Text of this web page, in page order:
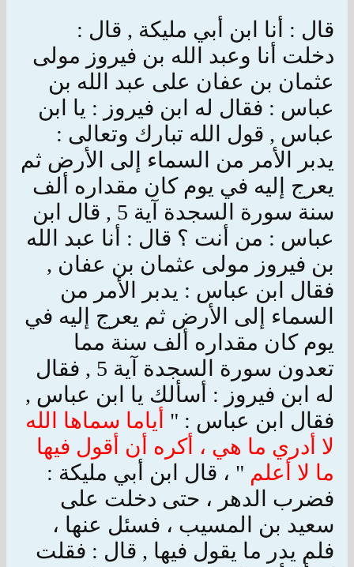
قال : أنا ابن أبي مليكة , قال :
دخلت أنا وعبد الله بن فيروز مولى
عثمان بن عفان على عبد الله بن
عباس : فقال له ابن فيروز : يا ابن
عباس , قول الله تبارك وتعالى :
يدبر الأمر من السماء إلى الأرض ثم
يعرج إليه في يوم كان مقداره ألف
سنة سورة السجدة آية 5 , قال ابن
عباس : من أنت ؟ قال : أنا عبد الله
بن فيروز مولى عثمان بن عفان ,
فقال ابن عباس : يدبر الأمر من
السماء إلى الأرض ثم يعرج إليه في
يوم كان مقداره ألف سنة مما
تعدون سورة السجدة آية 5 , فقال
له ابن فيروز : أسألك يا ابن عباس ,
فقال ابن عباس : " أياما سماها الله
لا أدري ما هي ، أكره أن أقول فيها
ما لا أعلم " ، قال ابن أبي مليكة :
فضرب الدهر ، حتى دخلت على
سعيد بن المسيب ، فسئل عنها ،
فلم يدر ما يقول فيها , قال : فقلت